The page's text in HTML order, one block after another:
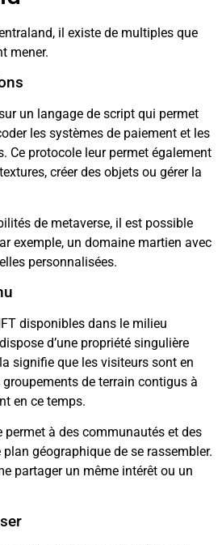
il existe de multiples que
mener.
un langage de script qui permet
les systèmes de paiement et les
Ce protocole leur permet également
créer des objets ou gérer la
de metaverse, il est possible
exemple, un domaine martien avec
personnalisées.
disponibles dans le milieu
d’une propriété singulière
signifie que les visiteurs sont en
groupements de terrain contigus à
en ce temps.
permet à des communautés et des
géographique de se rassembler.
partager un même intérêt ou un